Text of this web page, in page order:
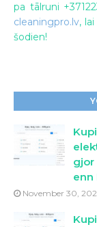
pa tālruni
cleaningpro.lv,
šodien!
gjor
enn
November 30,